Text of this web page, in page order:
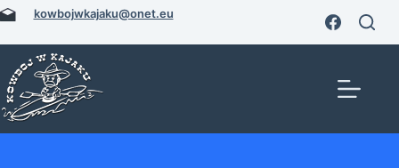
Przejdź
treści
kowbojwkajaku@onet.eu